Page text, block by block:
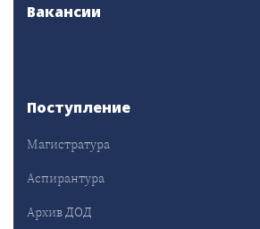
Вакансии
Поступление
Магистратура
Аспирантура
Архив ДОД